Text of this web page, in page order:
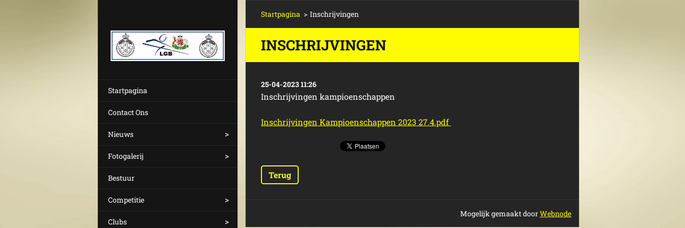
Startpagina
Contact Ons
Nieuws
Fotogalerij
Bestuur
Competitie
Clubs
Startpagina > Inschrijvingen
INSCHRIJVINGEN
25-04-2023 11:26
Inschrijvingen kampioenschappen
Inschrijvingen Kampioenschappen 2023 27.4.pdf
Terug
Mogelijk gemaakt doorWebnode